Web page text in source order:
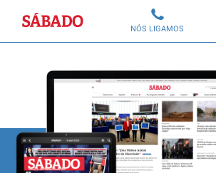
Sábado
NÓS LIGAMOS